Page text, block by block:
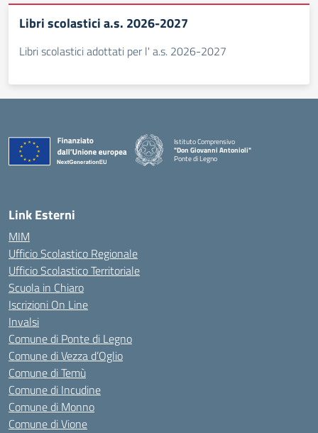
Libri scolastici a.s. 2026-2027
Libri scolastici adottati per l' a.s. 2026-2027
Istituto Comprensivo
"Don Giovanni Antonioli"
Ponte di Legno
— Visita la pagina iniziale della scuola
Link Esterni
MIM
Ufficio Scolastico Regionale
Ufficio Scolastico Territoriale
Scuola in Chiaro
Iscrizioni On Line
Invalsi
Comune di Ponte di Legno
Comune di Vezza d’Oglio
Comune di Temù
Comune di Incudine
Comune di Monno
Comune di Vione